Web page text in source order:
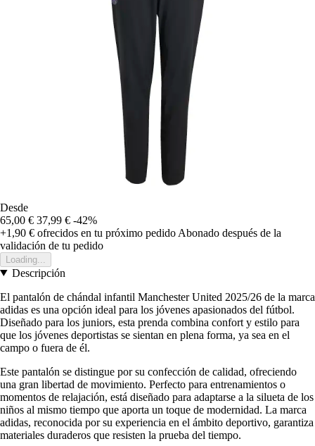
Desde
65,00 € 37,99 € -42%
+1,90 € ofrecidos en tu próximo pedido Abonado después de la
validación de tu pedido
Loading...
Descripción
El pantalón de chándal infantil Manchester United 2025/26 de la marca
adidas es una opción ideal para los jóvenes apasionados del fútbol.
Diseñado para los juniors, esta prenda combina confort y estilo para
que los jóvenes deportistas se sientan en plena forma, ya sea en el
campo o fuera de él.
Este pantalón se distingue por su confección de calidad, ofreciendo
una gran libertad de movimiento. Perfecto para entrenamientos o
momentos de relajación, está diseñado para adaptarse a la silueta de los
niños al mismo tiempo que aporta un toque de modernidad. La marca
adidas, reconocida por su experiencia en el ámbito deportivo, garantiza
materiales duraderos que resisten la prueba del tiempo.